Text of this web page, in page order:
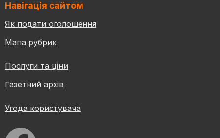
Навігація сайтом
Як подати оголошення
Мапа рубрик
Послуги та ціни
Газетний архів
Угода користувача